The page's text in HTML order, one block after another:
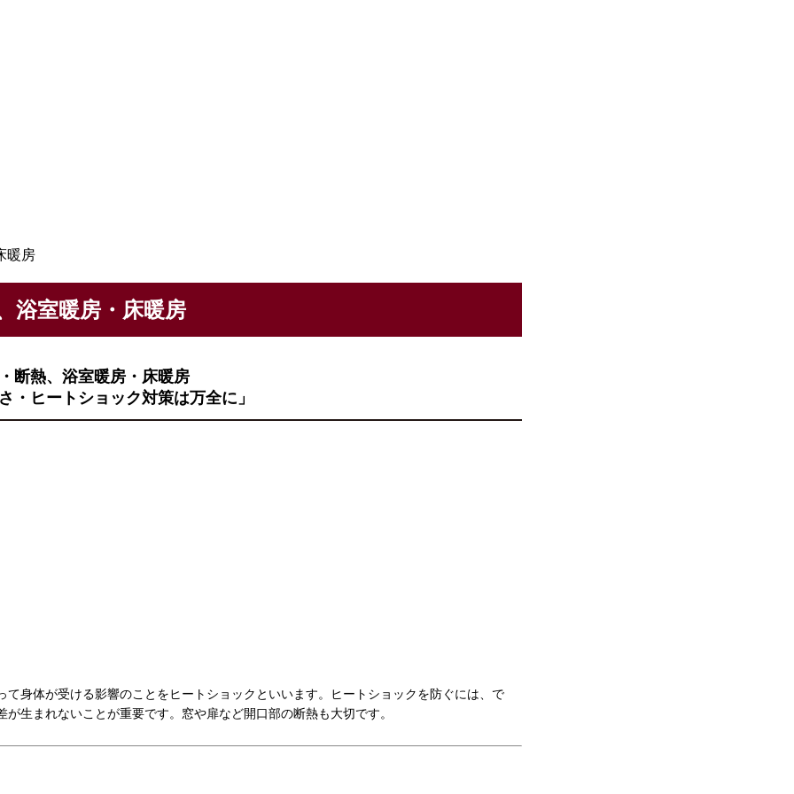
暖房
浴室暖房・床暖房
断熱、浴室暖房・床暖房
・ヒートショック対策は万全に」
て身体が受ける影響のことをヒートショックといいます。
ヒートショックを防ぐには、で
が生まれないことが重要です。窓や扉など開口部の断熱も大切です。